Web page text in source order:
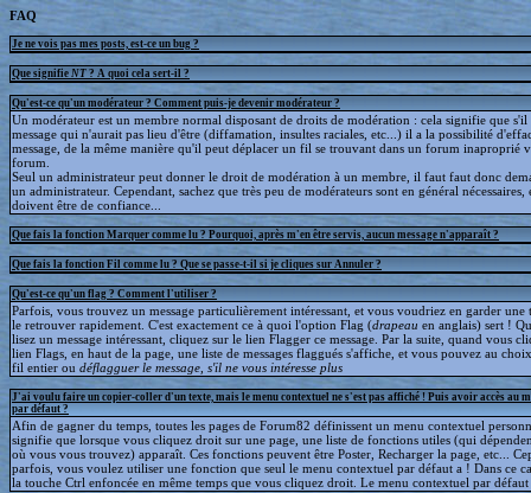
FAQ
Je ne vois pas mes posts, est-ce un bug ?
Que signifie NT ? A quoi cela sert-il ?
Qu'est-ce qu'un modérateur ? Comment puis-je devenir modérateur ?
Un modérateur est un membre normal disposant de droits de modération : cela signifie que
message qui n'aurait pas lieu d'être (diffamation, insultes raciales, etc...) il a la possibilité
message, de la même manière qu'il peut déplacer un fil se trouvant dans un forum inaproprié
forum.
Seul un administrateur peut donner le droit de modération à un membre, il faut faut donc
un administrateur. Cependant, sachez que très peu de modérateurs sont en général nécessaires,
doivent être de confiance...
Que fais la fonction Marquer comme lu ? Pourquoi, après m'en être servis, aucun message n'apparaît ?
Que fais la fonction Fil comme lu ? Que se passe-t-il si je cliques sur Annuler ?
Qu'est-ce qu'un flag ? Comment l'utiliser ?
Parfois, vous trouvez un message particulièrement intéressant, et vous voudriez en garder une
le retrouver rapidement. C'est exactement ce à quoi l'option Flag (drapeau en anglais) sert !
lisez un message intéressant, cliquez sur le lien Flagger ce message. Par la suite, quand vous
lien Flags, en haut de la page, une liste de messages flaggués s'affiche, et vous pouvez au
fil entier ou déflagguerle message, s'il ne vous intéresse plus
J'ai voulu faire un copier-coller d'un texte, mais le menu contextuel ne s'est pas affiché ! Puis avoir accès au
par défaut ?
Afin de gagner du temps, toutes les pages de Forum82 définissent un menu contextuel
signifie que lorsque vous cliquez droit sur une page, une liste de fonctions utiles (qui
où vous vous trouvez) apparaît. Ces fonctions peuvent être Poster, Recharger la page, etc...
parfois, vous voulez utiliser une fonction que seul le menu contextuel par défaut a ! Dans ce
la touche Ctrl enfoncée en même temps que vous cliquez droit. Le menu contextuel par